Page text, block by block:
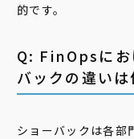
的です。
Q: FinOpsにお
バックの違いは
ショーバックは各部